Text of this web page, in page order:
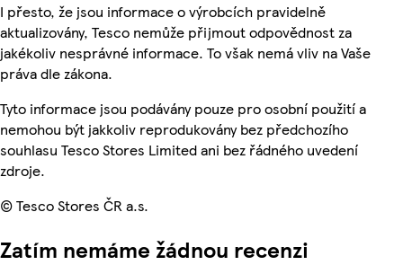
I přesto, že jsou informace o výrobcích pravidelně
aktualizovány, Tesco nemůže přijmout odpovědnost za
jakékoliv nesprávné informace. To však nemá vliv na Vaše
práva dle zákona.
Tyto informace jsou podávány pouze pro osobní použití a
nemohou být jakkoliv reprodukovány bez předchozího
souhlasu Tesco Stores Limited ani bez řádného uvedení
zdroje.
© Tesco Stores ČR a.s.
Zatím nemáme žádnou recenzi